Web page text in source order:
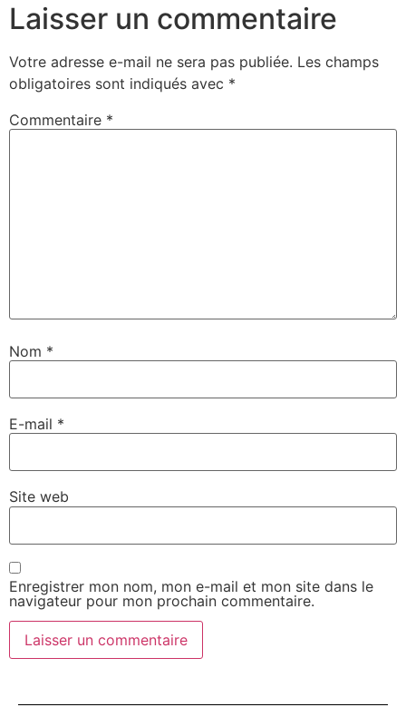
Laisser un commentaire
Votre adresse e-mail ne sera pas publiée. Les champs
obligatoires sont indiqués avec *
Commentaire *
Nom *
E-mail *
Site web
Enregistrer mon nom, mon e-mail et mon site dans le
navigateur pour mon prochain commentaire.